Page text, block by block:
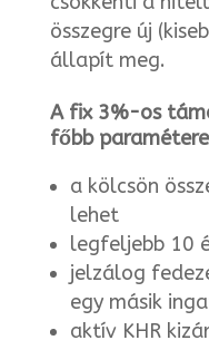
összegre új
állapít meg.
A fix 3%-os
főbb
a kölcsön
lehet
legfeljebb 10
jelzálog
egy másik
aktív KHR